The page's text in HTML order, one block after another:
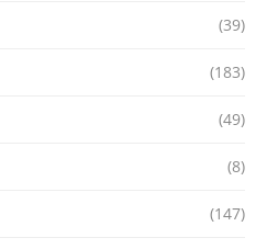
(39)
(183)
(49)
(8)
(147)